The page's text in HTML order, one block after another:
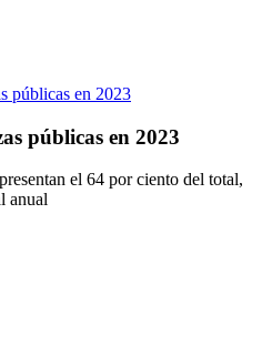
públicas en 2023
públicas en 2023
el 64 por ciento del total,
anual